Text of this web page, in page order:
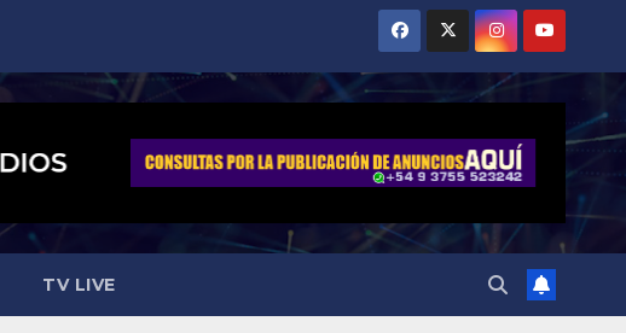
TV LIVE